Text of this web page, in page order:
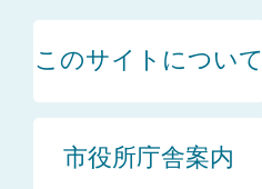
このサイトについて
市役所庁舎案内